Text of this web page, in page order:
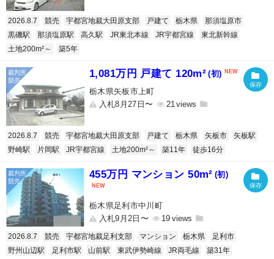
2026.8.7 競売 宇都宮地裁大田原支部 戸建て 栃木県
那須塩原市
黒磯駅
那須塩原駅 高久駅 JR東北本線 JR宇都宮線
東北新幹線
土地200m²～
築5年
1,081万円 戸建て 120m² (初)
栃木県矢板市上町
入札8月27日〜
21
2026.8.7 競売 宇都宮地裁大田原支部 戸建て 栃木県 矢板市
矢板駅
野崎駅
片岡駅 JR宇都宮線 土地200m²～ 築11年 徒歩16分
455万円 マンション 50m² (初)
栃木県足利市中川町
入札9月2日〜
19
2026.8.7 競売 宇都宮地裁足利支部 マンション 栃木県
足利市
野州山辺駅
足利市駅 山前駅 東武伊勢崎線 JR両毛線
築31年